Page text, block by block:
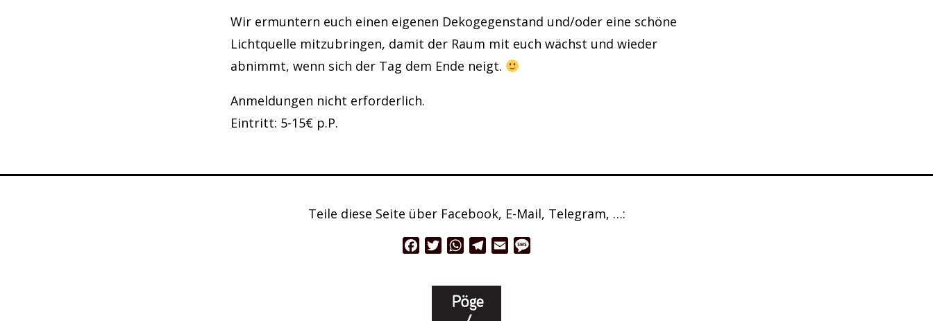
Wir ermuntern euch einen eigenen Dekogegenstand und/oder eine schöne
Lichtquelle mitzubringen, damit der Raum mit euch wächst und wieder
abnimmt, wenn sich der Tag dem Ende neigt.
Anmeldungen nicht erforderlich.
Eintritt: 5-15€ p.P.
Teile diese Seite über Facebook, E-Mail, Telegram, …:
FacebookTwitterWhatsApp
Telegram
Email